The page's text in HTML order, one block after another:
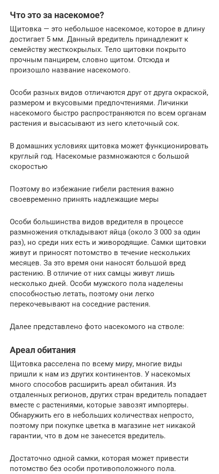
Что это за насекомое?
Щитовка — это небольшое насекомое, которое в длину
достигает 5 мм. Данный вредитель принадлежит к
семейству жесткокрылых. Тело щитовки покрыто
прочным панцирем, словно щитом. Отсюда и
произошло название насекомого.
Особи разных видов отличаются друг от друга окраской,
размером и вкусовыми предпочтениями. Личинки
насекомого быстро распространяются по всем органам
растения и высасывают из него клеточный сок.
В домашних условиях щитовка может функционировать
круглый год. Насекомые размножаются с большой
скоростью
Поэтому во избежание гибели растения важно
своевременно принять надлежащие меры
Особи большинства видов вредителя в процессе
размножения откладывают яйца (около 3 000 за один
раз), но среди них есть и живородящие. Самки щитовки
живут и приносят потомство в течение нескольких
месяцев. За это время они наносят большой вред
растению. В отличие от них самцы живут лишь
несколько дней. Особи мужского пола наделены
способностью летать, поэтому они легко
перекочевывают на соседние растения.
Далее представлено фото насекомого на стволе:
Ареал обитания
Щитовка расселена по всему миру, многие виды
пришли к нам из других континентов. У насекомых
много способов расширить ареал обитания. Из
отдаленных регионов, других стран вредитель попадает
вместе с растениями, которые завозят импортеры.
Обнаружить его в небольших количествах непросто,
поэтому при покупке цветка в магазине нет никакой
гарантии, что в дом не занесется вредитель.
Достаточно одной самки, которая может привести
потомство без особи противоположного пола.